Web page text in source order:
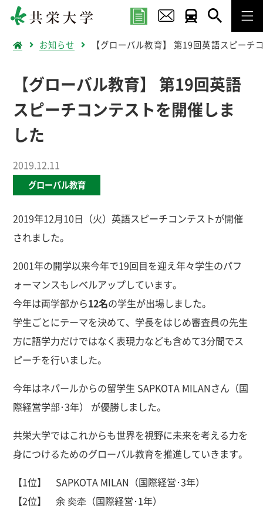
お知らせ 【グローバル教育】 第19回英語スピーチ
【グローバル教育】 第19回英語
スピーチコンテストを開催しま
した
2019.12.11
グローバル教育
2019年12月10日（火）英語スピーチコンテストが開催
されました。
2001年の開学以来今年で19回目を迎え年々学生のパフ
ォーマンスもレベルアップしています。
今年は両学部から12名の学生が出場しました。
学生ごとにテーマを決めて、学長をはじめ審査員の先生
方に語学力だけではなく表現力なども含めて3分間でス
ピーチを行いました。
今年はネパールからの留学生 SAPKOTA MILANさん（国
際経営学部･3年） が優勝しました。
共栄大学ではこれからも世界を視野に未来を考える力を
身につけるためのグローバル教育を推進していきます。
【1位】 SAPKOTA MILAN（国際経営･3年）
【2位】 余 奕牵（国際経営･1年）